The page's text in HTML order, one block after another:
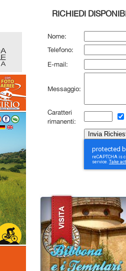
RICHIEDI
Nome:
Telefono:
E-mail:
Messaggio:
Caratteri
rimanenti: